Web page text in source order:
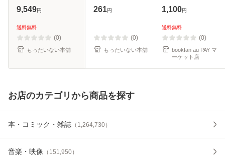
ール便送料無料】
9,549円
送料無料
(0)
もったいない本舗
[文庫]【メール便送
261円
(0)
もったいない本舗
1,100円
送料無料
(0)
bookfan au PAY マ
ーケット店
お店のカテゴリから商品を探す
本・コミック・雑誌 （ 1,264,730）
音楽・映像 （ 151,950）